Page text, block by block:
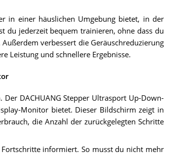
in einer häuslichen Umgebung bietet, in der
du jederzeit bequem trainieren, ohne dass du
verbessert die Geräuschreduzierung
Leistung und schnellere Ergebnisse.
DACHUANG Stepper Ultrasport Up-Down-
Monitor bietet. Dieser Bildschirm zeigt in
die Anzahl der zurückgelegten Schritte
informiert. So musst du nicht mehr